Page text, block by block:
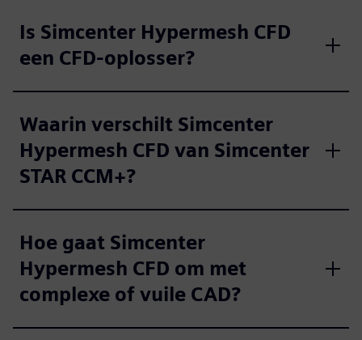
Is Simcenter Hypermesh CFD
een CFD-oplosser?
Waarin verschilt Simcenter
Hypermesh CFD van Simcenter
STAR CCM+?
Hoe gaat Simcenter
Hypermesh CFD om met
complexe of vuile CAD?